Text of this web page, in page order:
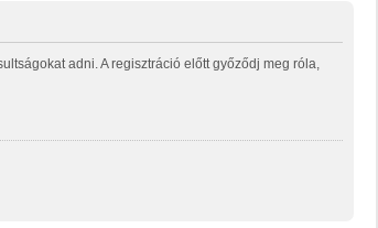
adni. A regisztráció előtt győződj meg róla,